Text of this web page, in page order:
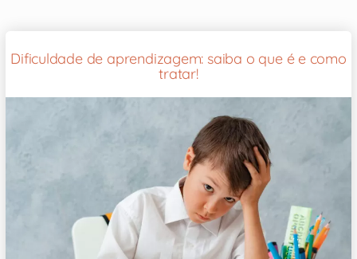
Dificuldade de aprendizagem: saiba o que é e como
tratar!